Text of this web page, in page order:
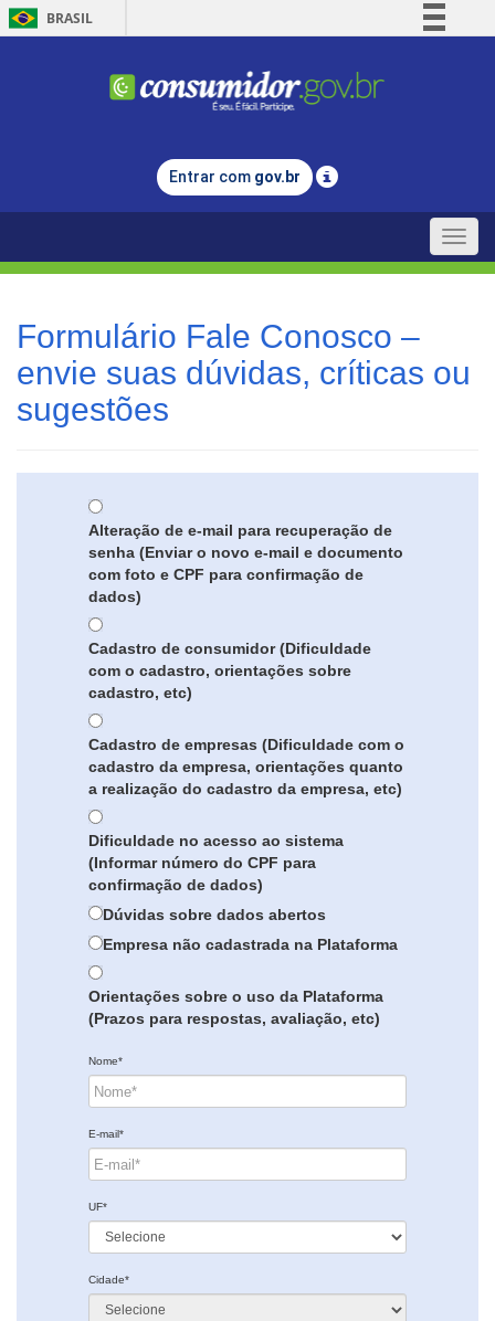
BRASIL
Comunica BR
Legislação
Entrar com gov.br
Toggle
Formulário Fale Conosco –
envie suas dúvidas, críticas ou
sugestões
Alteração de e-mail para recuperação de
senha (Enviar o novo e-mail e documento
com foto e CPF para confirmação de
dados)
Cadastro de consumidor (Dificuldade
com o cadastro, orientações sobre
cadastro, etc)
Cadastro de empresas (Dificuldade com o
cadastro da empresa, orientações quanto
a realização do cadastro da empresa, etc)
Dificuldade no acesso ao sistema
(Informar número do CPF para
confirmação de dados)
Dúvidas sobre dados abertos
Empresa não cadastrada na Plataforma
Orientações sobre o uso da Plataforma
(Prazos para respostas, avaliação, etc)
Nome*
E-mail*
UF*
Cidade*